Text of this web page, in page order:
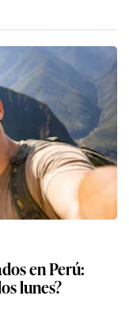
en Perú:
lunes?